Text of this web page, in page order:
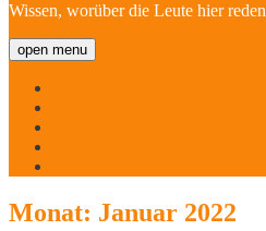
Wissen, worüber die Leute hier reden
open menu
Monat: Januar 2022